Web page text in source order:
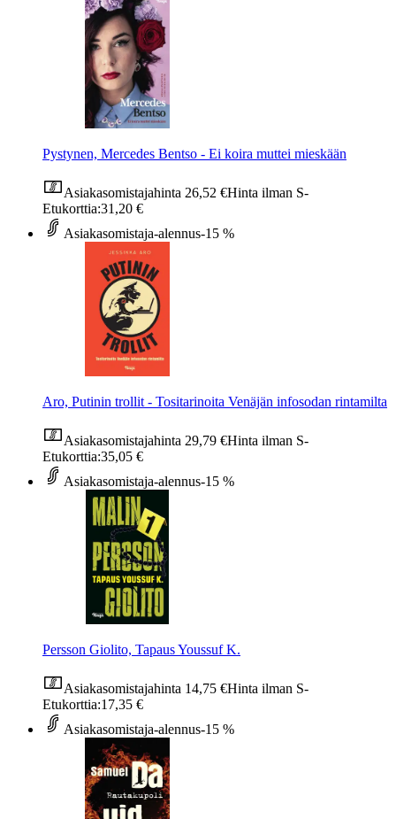
Pystynen, Mercedes Bentso - Ei koira muttei mieskään
Asiakasomistajahinta 26,52 €Hinta ilman S-
Etukorttia:31,20 €
Asiakasomistaja-alennus-15 %
Aro, Putinin trollit - Tositarinoita Venäjän infosodan rintamilta
Asiakasomistajahinta 29,79 €Hinta ilman S-
Etukorttia:35,05 €
Asiakasomistaja-alennus-15 %
Persson Giolito, Tapaus Youssuf K.
Asiakasomistajahinta 14,75 €Hinta ilman S-
Etukorttia:17,35 €
Asiakasomistaja-alennus-15 %